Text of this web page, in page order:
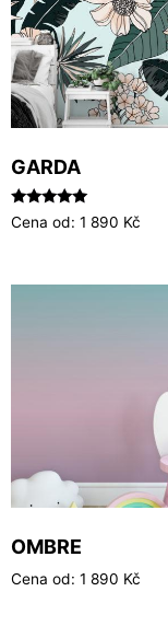
GARDA
Hodnocení
5.00
Cena od: 1 890 Kč
OMBRE
Cena od: 1 890 Kč